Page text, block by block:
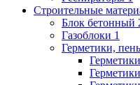
Строительные
Блок бетонный
Газоблоки 1
Герметики,